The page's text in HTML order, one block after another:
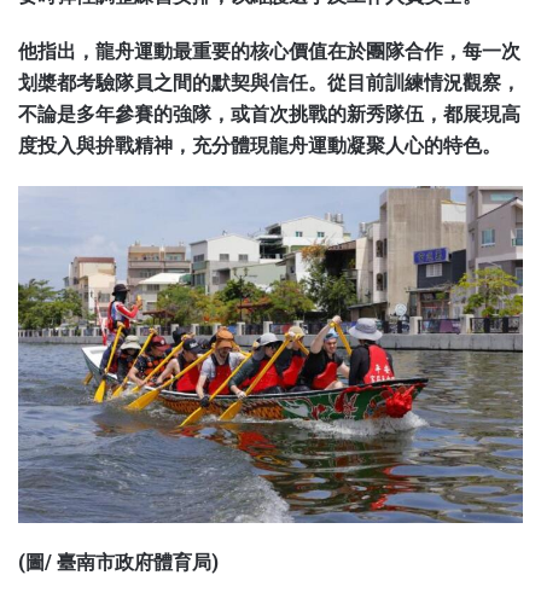
他指出，龍舟運動最重要的核心價值在於團隊合作，每一次
划槳都考驗隊員之間的默契與信任。從目前訓練情況觀察，
不論是多年參賽的強隊，或首次挑戰的新秀隊伍，都展現高
度投入與拚戰精神，充分體現龍舟運動凝聚人心的特色。
(圖/ 臺南市政府體育局)